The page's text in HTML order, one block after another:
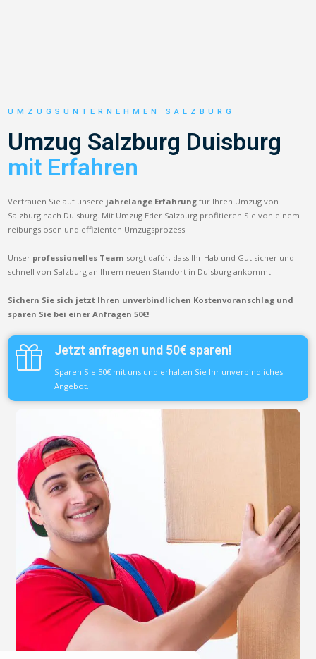
UMZUGSUNTERNEHMEN SALZBURG
Umzug Salzburg Duisburg
mit Erfahren
Vertrauen Sie auf unsere jahrelange Erfahrung für Ihren Umzug von
Salzburg nach Duisburg. Mit Umzug Eder Salzburg profitieren Sie von einem
reibungslosen und effizienten Umzugsprozess.
Unser professionelles Team sorgt dafür, dass Ihr Hab und Gut sicher und
schnell von Salzburg an Ihrem neuen Standort in Duisburg ankommt.
Sichern Sie sich jetzt Ihren unverbindlichen Kostenvoranschlag und
sparen Sie bei einer Anfragen 50€!
Jetzt anfragen und 50€ sparen!
Sparen Sie 50€ mit uns und erhalten Sie Ihr unverbindliches
Angebot.